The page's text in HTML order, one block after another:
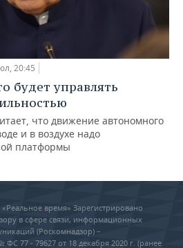
20:45
будет управлять
что движение автономного
и в воздухе надо
платформы
время» Зарегистрировано
в сфере связи, информационных
(Роскомнадзор) –
77 - 79627 от 18 декабря 2020 г. (ранее